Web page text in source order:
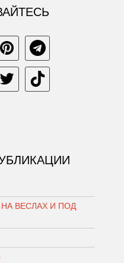
ВЕСЛАХ И ПОД